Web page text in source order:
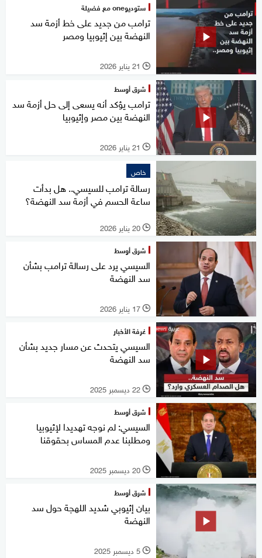
ستوديوone مع فضيلة
ترامب من جديد على خط أزمة سد
النهضة بين إثيوبيا ومصر
l 21 يناير 2026
شرق أوسط
ترامب يؤكد أنه يسعى إلى حل أزمة سد
النهضة بين مصر وإثيوبيا
l 21 يناير 2026
خاص
رسالة ترامب للسيسي.. هل بدأت
ساعة الحسم في أزمة سد النهضة؟
l 20 يناير 2026
شرق أوسط
السيسي يرد على رسالة ترامب بشأن
سد النهضة
l 17 يناير 2026
غرفة الأخبار
السيسي يتحدث عن مسار جديد بشأن
سد النهضة
l 22 ديسمبر 2025
شرق أوسط
السيسي: لم نوجه تهديدا لإثيوبيا
ومطلبنا عدم المساس بحقوقنا
l 20 ديسمبر 2025
شرق أوسط
بيان إثيوبي شديد اللهجة حول سد
النهضة
l 5 ديسمبر 2025